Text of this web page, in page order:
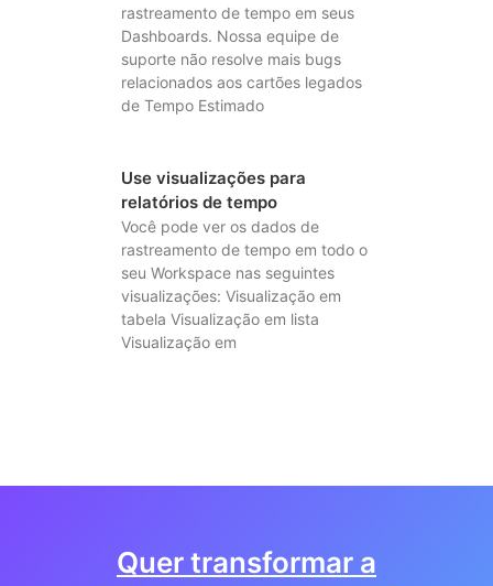
rastreamento de tempo em seus
Dashboards. Nossa equipe de
suporte não resolve mais bugs
relacionados aos cartões legados
de Tempo Estimado
Use visualizações para
relatórios de tempo
Você pode ver os dados de
rastreamento de tempo em todo o
seu Workspace nas seguintes
visualizações: Visualização em
tabela Visualização em lista
Visualização em
Quer transformar a